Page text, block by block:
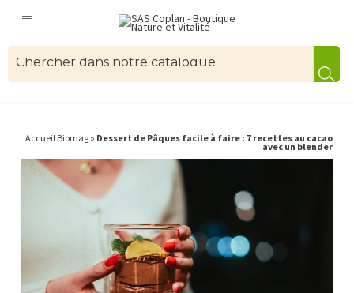
Accueil Biomag » Dessert de Pâques facile à faire : 7 recettes au cacao
avec un blender